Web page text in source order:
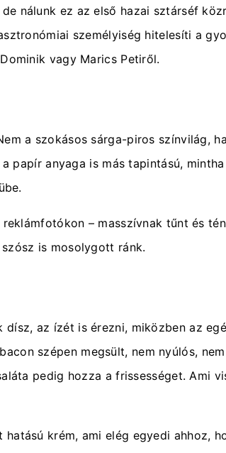
nálunk ez az első hazai sztárséf
személyiség hitelesíti a
vagy Marics Petiről.
a szokásos sárga-piros színvilág,
anyaga is más tapintású,
– masszívnak tűnt és
is mosolygott ránk.
az ízét is érezni, miközben az
szépen megsült, nem nyúlós,
pedig hozza a frissességet. Ami
krém, ami elég egyedi ahhoz,